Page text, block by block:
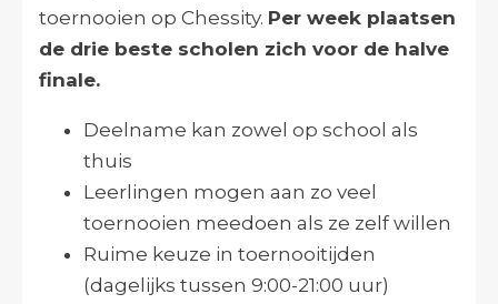
toernooien op Chessity. Per week plaatsen
de drie beste scholen zich voor de halve
finale.
Deelname kan zowel op school als
thuis
Leerlingen mogen aan zo veel
toernooien meedoen als ze zelf willen
Ruime keuze in toernooitijden
(dagelijks tussen 9:00-21:00 uur)